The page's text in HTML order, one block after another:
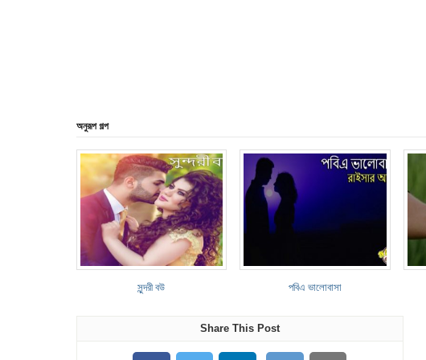
অনুরূপ গল্প
সুন্দরী বউ পবিএ ভালোবাসা
Share This Post